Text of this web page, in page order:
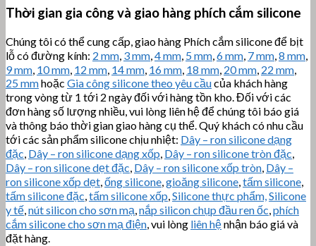
Thời gian gia công và giao hàng phích cắm silicone
Chúng tôi có thể cung cấp, giao hàng Phích cắm silicone để bịt
lỗ có đường kính: 2 mm, 3 mm,4 mm, 5 mm,6 mm, 7 mm,8 mm,
9 mm, 10 mm, 12 mm, 14 mm, 16 mm, 18 mm, 20 mm, 22 mm,
25 mmhoặc Gia công silicone theo yêu cầucủa khách hàng
trong vòng từ 1 tới 2 ngày đối với hàng tồn kho. Đối với các
đơn hàng số lượng nhiều, vui lòng liên hệ để chúng tôi báo giá
và thông báo thời gian giao hàng cụ thể. Quý khách có nhu cầu
tới các sản phẩm silicone chịu nhiệt: Dây – ron silicone dạng
đặc, Dây – ron silicone dạng xốp, Dây – ron silicone tròn đặc,
Dây – ron silicone dẹt đặc, Dây – ron silicone xốp tròn, Dây –
ron silicone xốp dẹt,ống silicone,gioăng silicone,tấm silicone,
tấm silicone đặc,tấm silicone xốp,Silicone thực phẩm,Silicone
y tế,nút silicon cho sơn mạ,nắp silicon chụp đầu ren ốc,phích
cắm silicone cho sơn mạ điện, vui lòng liên hệnhận báo giá và
đặt hàng.